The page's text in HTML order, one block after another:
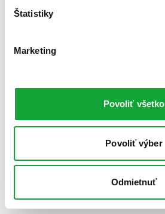
Štatistiky
Marketing
Povoliť všetko
Povoliť výber
Odmietnuť